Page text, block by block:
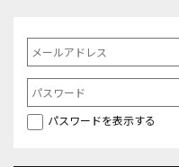
パスワードを表示する